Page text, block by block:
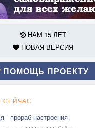
НАМ 15 ЛЕТ
НОВАЯ ВЕРСИЯ
ПОМОЩЬ ПРОЕКТУ
СЕЙЧАС
- прораб настроения